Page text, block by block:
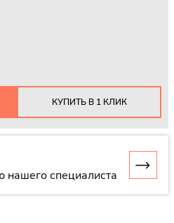
КУПИТЬ В 1 КЛИК
нашего специалиста